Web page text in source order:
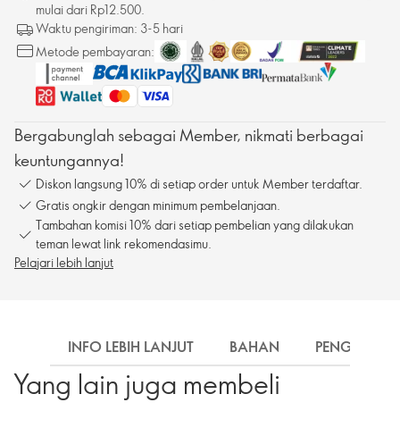
mulai dari Rp12.500.
Waktu pengiriman: 3-5 hari
Metode pembayaran:
Bergabunglah sebagai Member, nikmati berbagai
keuntungannya!
Diskon langsung 10% di setiap order untuk Member terdaftar.
Gratis ongkir dengan minimum pembelanjaan.
Tambahan komisi 10% dari setiap pembelian yang dilakukan
teman lewat link rekomendasimu.
Pelajari lebih lanjut
INFO LEBIH LANJUT BAHAN PENGIRIMAN
Yang lain juga membeli